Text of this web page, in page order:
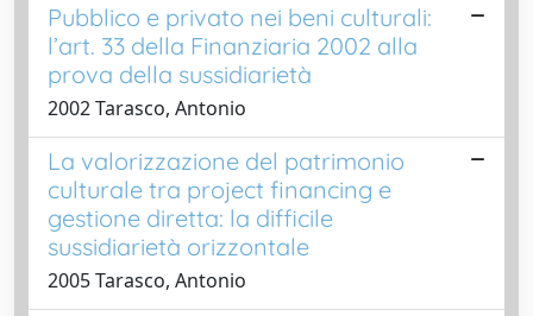
Pubblico e privato nei beni culturali:
l’art. 33 della Finanziaria 2002 alla
prova della sussidiarietà
2002 Tarasco, Antonio
La valorizzazione del patrimonio
culturale tra project financing e
gestione diretta: la difficile
sussidiarietà orizzontale
2005 Tarasco, Antonio